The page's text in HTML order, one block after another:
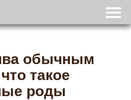
обычным
такое
роды